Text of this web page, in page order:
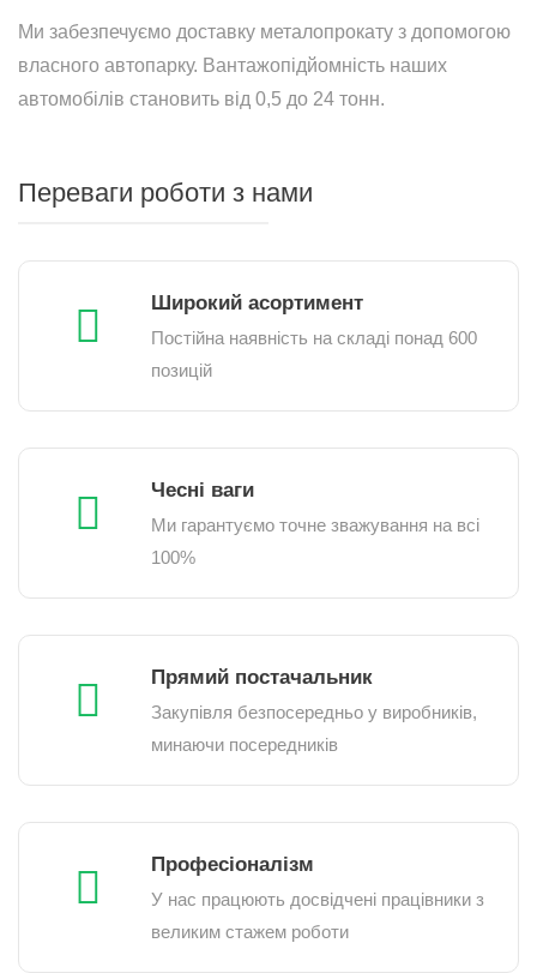
Ми забезпечуємо доставку металопрокату з допомогою
власного автопарку. Вантажопідйомність наших
автомобілів становить від 0,5 до 24 тонн.
Переваги роботи з нами
Широкий асортимент
Постійна наявність на складі понад 600
позицій
Чесні ваги
Ми гарантуємо точне зважування на всі
100%
Прямий постачальник
Закупівля безпосередньо у виробників,
минаючи посередників
Професіоналізм
У нас працюють досвідчені працівники з
великим стажем роботи